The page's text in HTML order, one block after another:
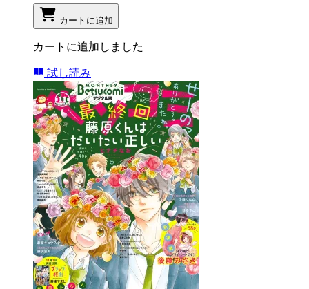
カートに追加
カートに追加しました
試し読み